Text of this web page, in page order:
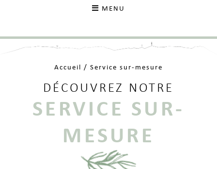
MENU
Accueil / Service sur-mesure
DÉCOUVREZ NOTRE
SERVICE SUR-
MESURE